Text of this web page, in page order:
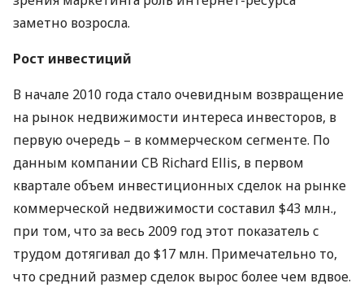
заметно возросла.
Рост инвестиций
В начале 2010 года стало очевидным возвращение
на рынок недвижимости интереса инвесторов, в
первую очередь – в коммерческом сегменте. По
данным компании CB Richard Ellis, в первом
квартале объем инвестиционных сделок на рынке
коммерческой недвижимости составил $43 млн.,
при том, что за весь 2009 год этот показатель c
трудом дотягивал до $17 млн. Примечательно то,
что средний размер сделок вырос более чем вдвое.